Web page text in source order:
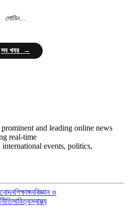
লোডিং...
সব খবর →
and leading online news
real-time
events, politics,
শিক্ষাঙ্গনবিজ্ঞান ও
সাহিত্যস্বাস্থ্য